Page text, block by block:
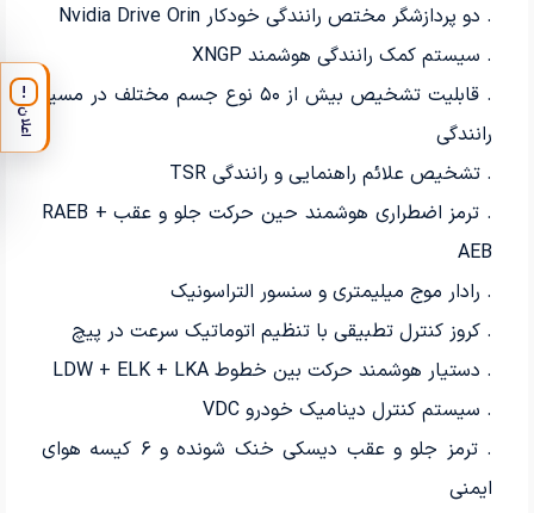
. دو پردازشگر مختص رانندگی خودکار Nvidia Drive Orin
. سیستم کمک رانندگی هوشمند XNGP
. قابلیت تشخیص بیش از ۵۰ نوع جسم مختلف در مسیر
رانندگی
. تشخیص علائم راهنمایی و رانندگی TSR
. ترمز اضطراری هوشمند حین حرکت جلو و عقب RAEB +
AEB
. رادار موج میلیمتری و سنسور التراسونیک
. کروز کنترل تطبیقی با تنظیم اتوماتیک سرعت در پیچ
. دستیار هوشمند حرکت بین خطوط LDW + ELK + LKA
. سیستم کنترل دینامیک خودرو VDC
. ترمز جلو و عقب دیسکی خنک شونده و ۶ کیسه هوای
ایمنی
!
اعلان